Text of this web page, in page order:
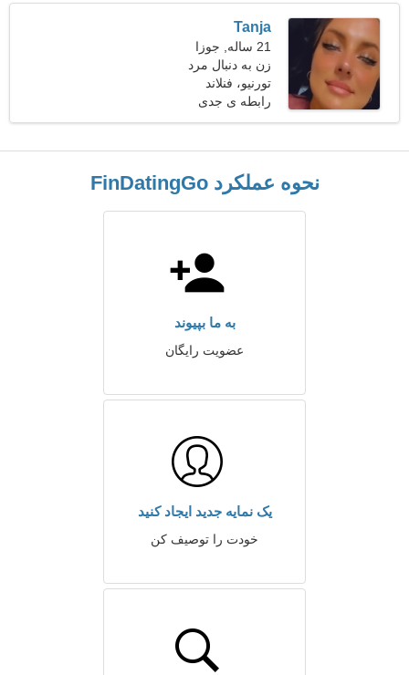
Tanja
21 ساله, جوزا
زن به دنبال مرد
تورنیو، فنلاند
رابطه ی جدی
نحوه عملکرد FinDatingGo
به ما بپیوند
عضویت رایگان
یک نمایه جدید ایجاد کنید
خودت را توصیف کن